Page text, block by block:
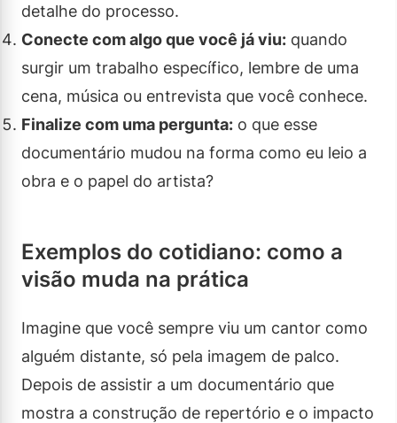
detalhe do processo.
Conecte com algo que você já viu: quando
surgir um trabalho específico, lembre de uma
cena, música ou entrevista que você conhece.
Finalize com uma pergunta: o que esse
documentário mudou na forma como eu leio a
obra e o papel do artista?
Exemplos do cotidiano: como a
visão muda na prática
Imagine que você sempre viu um cantor como
alguém distante, só pela imagem de palco.
Depois de assistir a um documentário que
mostra a construção de repertório e o impacto